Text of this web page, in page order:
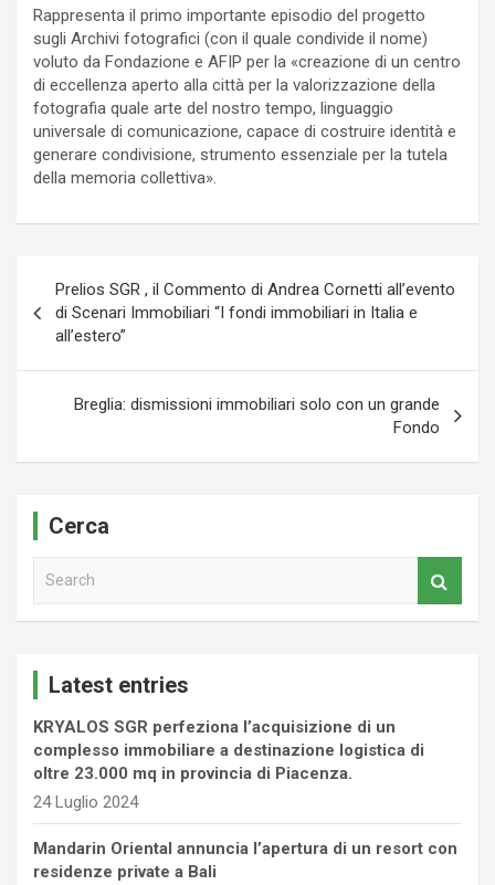
Rappresenta il primo importante episodio del progetto
sugli Archivi fotografici (con il quale condivide il nome)
voluto da Fondazione e AFIP per la «creazione di un centro
di eccellenza aperto alla città per la valorizzazione della
fotografia quale arte del nostro tempo, linguaggio
universale di comunicazione, capace di costruire identità e
generare condivisione, strumento essenziale per la tutela
della memoria collettiva».
articoli
Prelios SGR , il Commento di Andrea Cornetti all’evento
di Scenari Immobiliari “I fondi immobiliari in Italia e
all’estero”
Breglia: dismissioni immobiliari solo con un grande
Fondo
Cerca
Latest entries
KRYALOS SGR perfeziona l’acquisizione di un
complesso immobiliare a destinazione logistica di
oltre 23.000 mq in provincia di Piacenza.
24 Luglio 2024
Mandarin Oriental annuncia l’apertura di un resort con
residenze private a Bali